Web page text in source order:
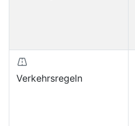
Verkehrsregeln